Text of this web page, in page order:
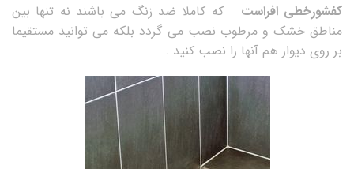
کفشورخطی افراست که کاملا ضد زنگ می باشند نه تنها بین
مناطق خشک و مرطوب نصب می گردد بلکه می توانید مستقیما
بر روی دیوار هم آنها را نصب کنید .